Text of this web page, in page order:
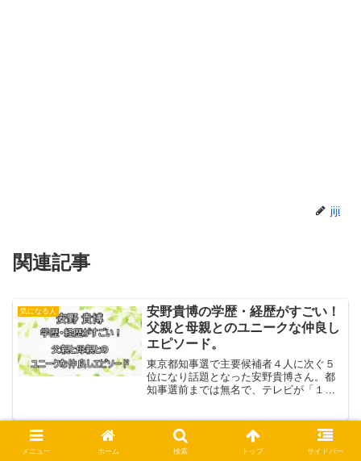
jiji
関連記事
気になる人
安野貴博の学歴・経歴がすごい！
父親と母親とのユニークな仲良し
エピソード。
東京都知事選で主要候補者４人に次ぐ５
位になり話題となった安野貴博さん。都
知事選前までは無名で、テレビが「１秒
なり一躍注目を浴びました...私は東京都
民ではないので、都知...
気になる人
山口真由の夫と子供は？結婚しな
いでシングルマザーを選択した理
メニュー ホーム 検索 トップ サイドバー